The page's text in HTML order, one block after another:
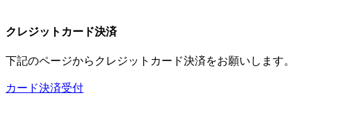
クレジットカード決済
下記のページからクレジットカード決済をお願いします。
カード決済受付